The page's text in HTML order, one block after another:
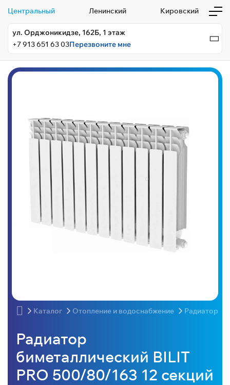
Центральный Ленинский Кировский
ул. Орджоникидзе, 162Б, 1 этаж
+7 913 651 63 03Перезвоните мне
Каталог Отопление и водоснабжение Радиаторы
Радиатор
биметаллический BILIT
PRO 500/80/163 12 секций